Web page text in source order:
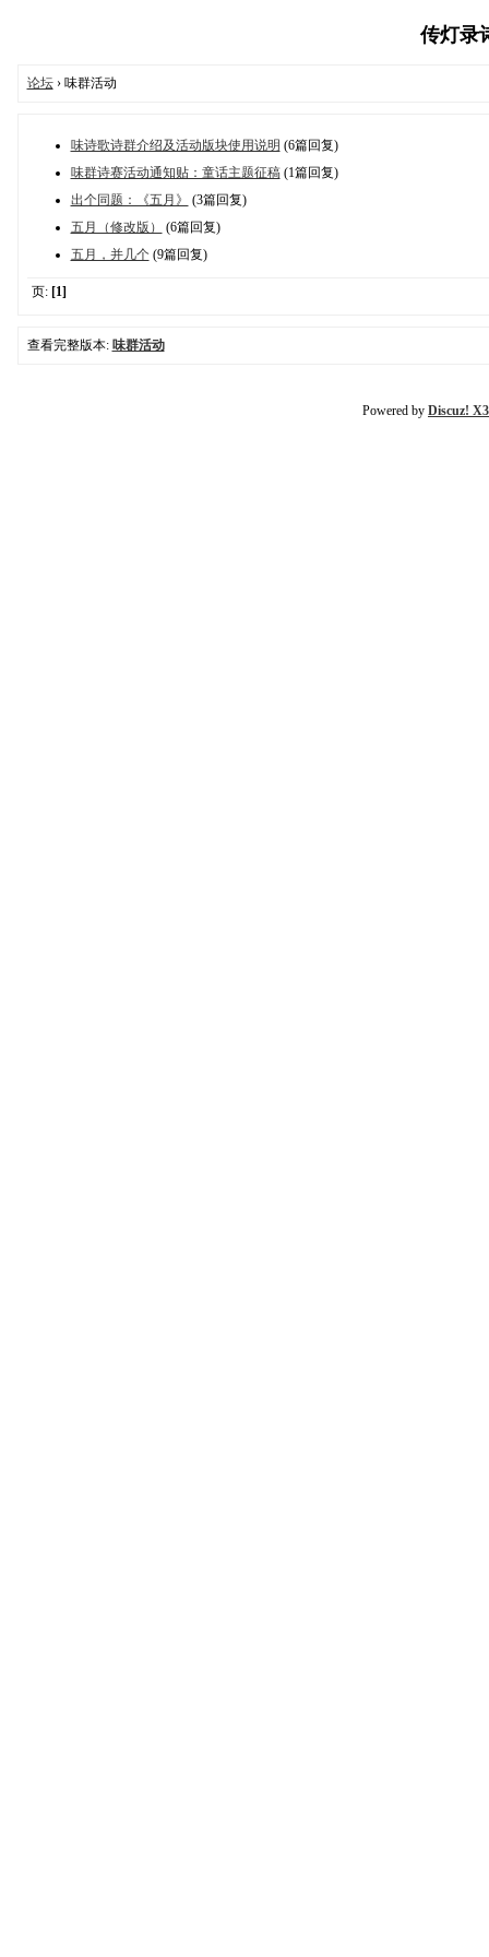
传灯录
论坛› 味群活动
味诗歌诗群介绍及活动版块使用说明 (6篇回复)
味群诗赛活动通知贴：童话主题征稿(1篇回复)
出个同题：《五月》
(3篇回复)
五月（修改版）
(6篇回复)
五月，并几个(9篇回复)
页: [1]
查看完整版本: 味群活动
Powered by Discuz!